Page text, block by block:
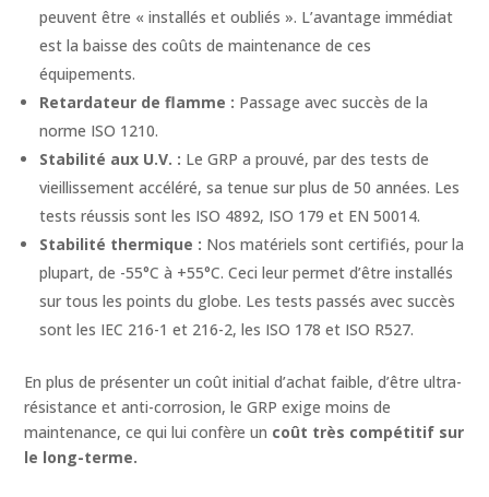
peuvent être « installés et oubliés ». L’avantage immédiat
est la baisse des coûts de maintenance de ces
équipements.
Retardateur de flamme : Passage avec succès de la
norme ISO 1210.
Stabilité aux U.V. : Le GRP a prouvé, par des tests de
vieillissement accéléré, sa tenue sur plus de 50 années. Les
tests réussis sont les ISO 4892, ISO 179 et EN 50014.
Stabilité thermique : Nos matériels sont certifiés, pour la
plupart, de -55°C à +55°C. Ceci leur permet d’être installés
sur tous les points du globe. Les tests passés avec succès
sont les IEC 216-1 et 216-2, les ISO 178 et ISO R527.
En plus de présenter un coût initial d’achat faible, d’être ultra-
résistance et anti-corrosion, le GRP exige moins de
maintenance, ce qui lui confère un coût très compétitif sur
le long-terme.